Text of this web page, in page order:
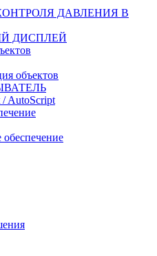
ДАВЛЕНИЯ В
ДИСПЛЕЙ
объектов
AutoScript